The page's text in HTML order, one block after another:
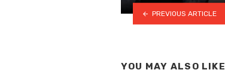
PREVIOUS ARTICLE
YOU MAY ALSO LIKE